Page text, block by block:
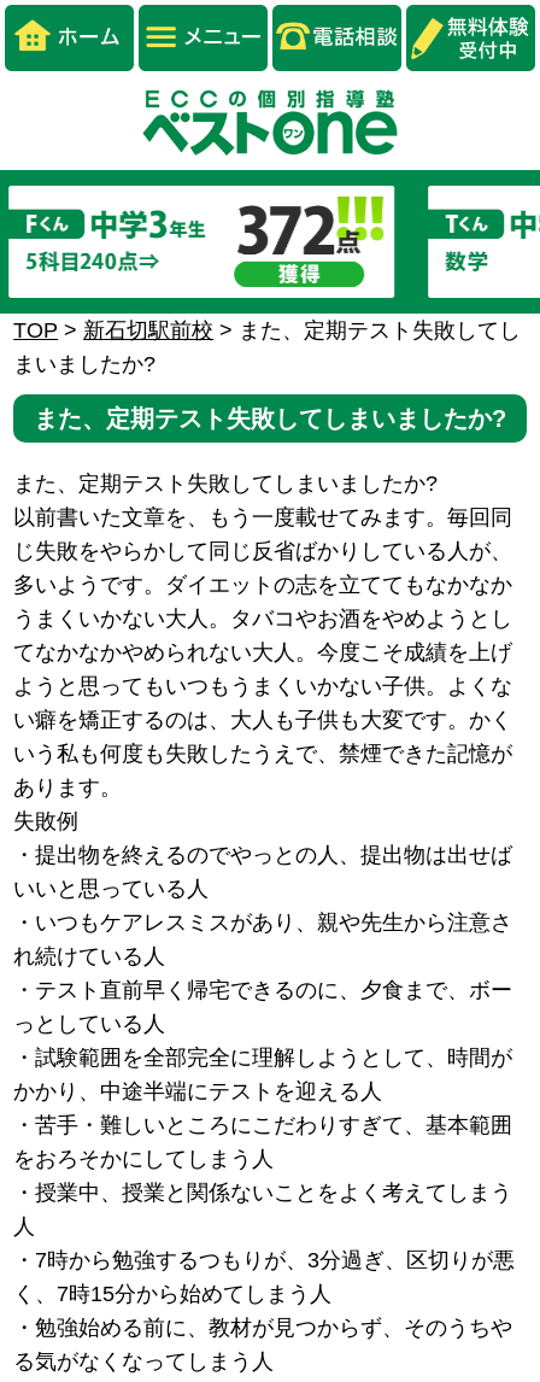
TOP > 新石切駅前校 > また、定期テスト失敗してし
まいましたか?
また、定期テスト失敗してしまいましたか?
また、定期テスト失敗してしまいましたか?
以前書いた文章を、もう一度載せてみます。毎回同
じ失敗をやらかして同じ反省ばかりしている人が、
多いようです。ダイエットの志を立ててもなかなか
うまくいかない大人。タバコやお酒をやめようとし
てなかなかやめられない大人。今度こそ成績を上げ
ようと思ってもいつもうまくいかない子供。よくな
い癖を矯正するのは、大人も子供も大変です。かく
いう私も何度も失敗したうえで、禁煙できた記憶が
あります。
失敗例
・提出物を終えるのでやっとの人、提出物は出せば
いいと思っている人
・いつもケアレスミスがあり、親や先生から注意さ
れ続けている人
・テスト直前早く帰宅できるのに、夕食まで、ボー
っとしている人
・試験範囲を全部完全に理解しようとして、時間が
かかり、中途半端にテストを迎える人
・苦手・難しいところにこだわりすぎて、基本範囲
をおろそかにしてしまう人
・授業中、授業と関係ないことをよく考えてしまう
人
・7時から勉強するつもりが、3分過ぎ、区切りが悪
く、7時15分から始めてしまう人
・勉強始める前に、教材が見つからず、そのうちや
る気がなくなってしまう人